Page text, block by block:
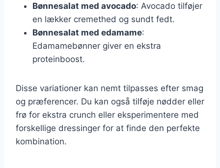
Bønnesalat med avocado: Avocado tilføjer
en lækker cremethed og sundt fedt.
Bønnesalat med edamame:
Edamamebønner giver en ekstra
proteinboost.
Disse variationer kan nemt tilpasses efter smag
og præferencer. Du kan også tilføje nødder eller
frø for ekstra crunch eller eksperimentere med
forskellige dressinger for at finde den perfekte
kombination.